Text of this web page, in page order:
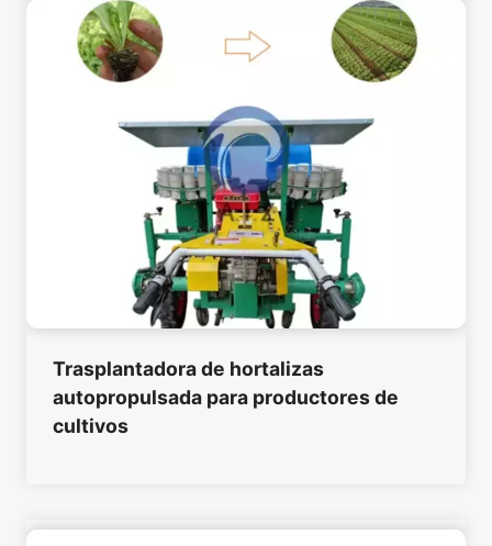
Trasplantadora de hortalizas
autopropulsada para productores de
cultivos